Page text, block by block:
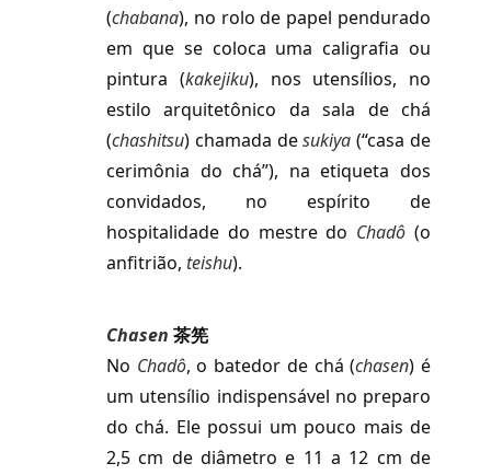
(chabana), no rolo de papel pendurado
em que se coloca uma caligrafia ou
pintura (kakejiku), nos utensílios, no
estilo arquitetônico da sala de chá
(chashitsu) chamada desukiya (“casa de
cerimônia do chá”), na etiqueta dos
convidados, no espírito de
hospitalidade do mestre do Chadô (o
anfitrião, teishu).
Chasen 茶筅
No Chadô, o batedor de chá(chasen) é
um utensílio indispensável no preparo
do chá. Ele possui um pouco mais de
2,5 cm de diâmetro e 11 a 12 cm de